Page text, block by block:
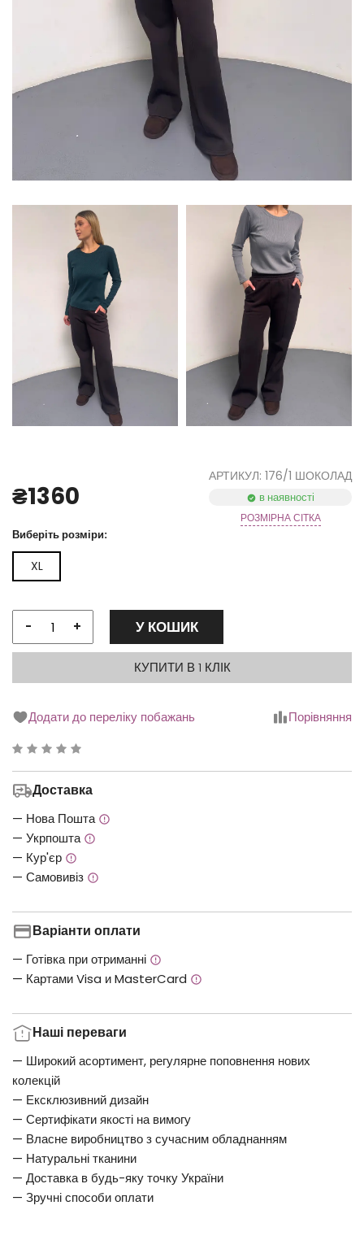
₴1360
АРТИКУЛ: 176/1 ШОКОЛАД
в наявності
РОЗМІРНА СІТКА
Виберіть розміри:
XL
- + У КОШИК
КУПИТИ В 1 КЛІК
Додати до переліку побажань Порівняння
0.00
з
5
Доставка
— Нова Пошта
— Укрпошта
— Кур'єр
— Самовивіз
Варіанти оплати
— Готівка при отриманні
— Картами Visa и MasterCard
Наші переваги
— Широкий асортимент, регулярне поповнення нових
колекцій
— Ексклюзивний дизайн
— Сертифікати якості на вимогу
— Власне виробництво з сучасним обладнанням
— Натуральні тканини
— Доставка в будь-яку точку України
— Зручні способи оплати